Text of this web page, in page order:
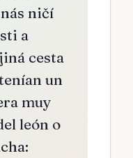
ničí
a
cesta
un
muy
león o